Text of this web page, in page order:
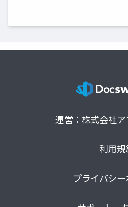
運営：株式会社
利用規
プライバシ